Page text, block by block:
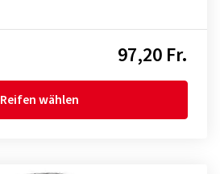
97,20 Fr.
Reifen wählen